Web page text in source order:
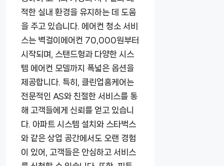
적한 실내 환경을 유지하는 데 도움
을 주고 있습니다. 에어컨 청소 서비
스는 벽걸이에어컨 70,000원부터
시작되며, 스탠드형과 다양한 시스
템 에어컨 모델까지 폭넓은 옵션을
제공합니다. 특히, 클린업홈케어는
전문적인 AS와 친절한 서비스를 통
해 고객들에게 신뢰를 얻고 있습니
다. 아파트 시스템 설치와 스타벅스
와 같은 상업 공간에서도 오랜 경험
이 있어, 고객들은 안심하고 서비스